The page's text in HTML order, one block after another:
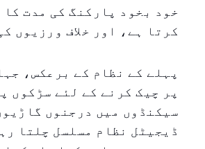
خود بخود پارکنگ کی مدت
کرتا ہے، اور خلاف ورزیوں
پہلے کے نظام کے برعکس،
پر چیک کرنے کے لئے سڑکوں
سیکنڈوں میں درجنوں
ڈیجیٹل نظام مسلسل چلتا